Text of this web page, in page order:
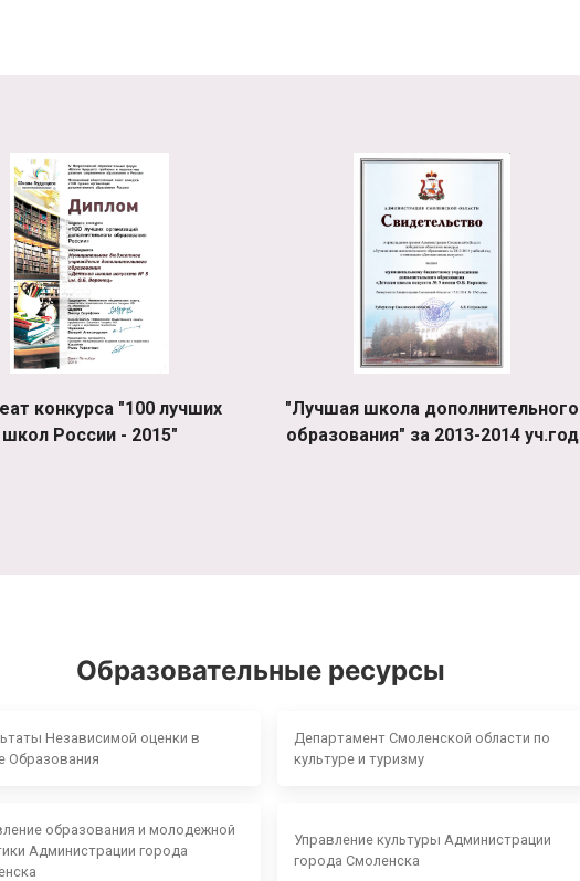
конкурса "100 лучших
школ России - 2015"
"Лучшая школа дополнительного
образования" за 2013-2014 уч.год
Образовательные ресурсы
Независимой оценки в
Образования
Департамент Смоленской области по
культуре и туризму
образования и молодежной
Администрации города
Управление культуры Администрации
города Смоленска